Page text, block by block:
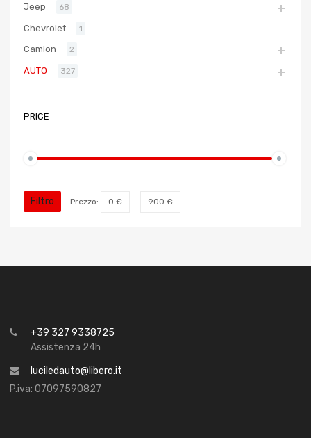
Jeep 68
Chevrolet 1
Camion 2
AUTO 327
PRICE
Filtro Prezzo: 0 € — 900 €
+39 327 9338725
Assistenza 24h
luciledauto@libero.it
P.iva: 07097590827